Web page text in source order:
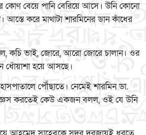
কোণ বেয়ে পানি বেরিয়ে আসে। উনি কোনো
আস্তে করে মাথাটা শারমিনের ডান কাঁধের
কচি ভাই, জোরে, আরো জোরে চালান। ওর
ধোঁয়াশা হয়ে আসছে।
পৌঁছাতে। নেমেই শারমিন ডা.
করতেই কেউ একজন বলল, ওই যে উনি